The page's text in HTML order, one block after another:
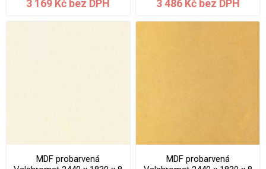
3 169 Kč bez DPH 3 486 Kč bez DPH
MDF probarvená
MDF probarvená